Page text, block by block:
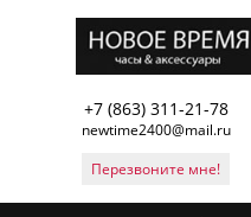
+7 (863) 311-21-78
newtime2400@mail.ru
Перезвоните мне!